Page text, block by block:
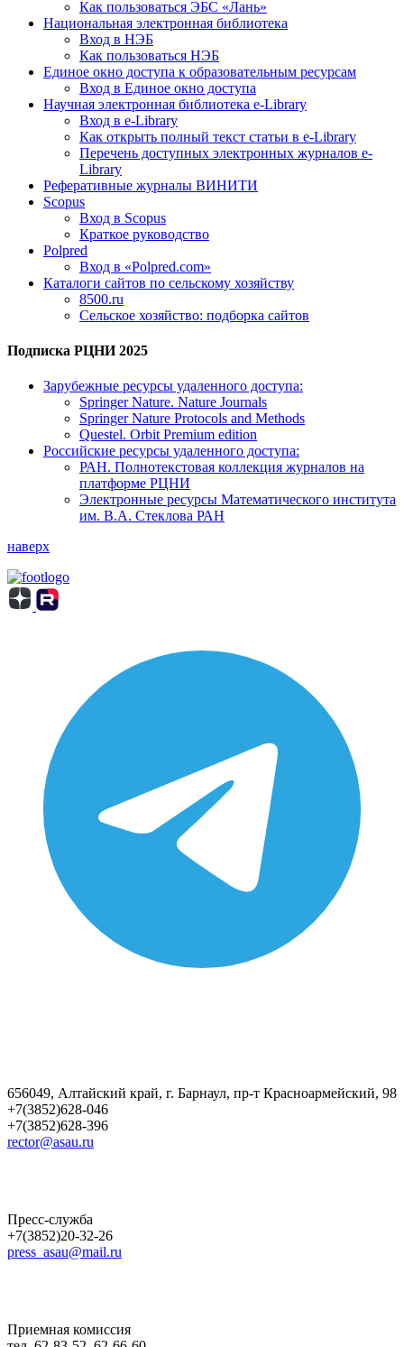
Как пользоваться ЭБС «Лань»
Национальная электронная библиотека
Вход в НЭБ
Как пользоваться НЭБ
Единое окно доступа к образовательным ресурсам
Вход в Единое окно доступа
Научная электронная библиотека e-Library
Вход в e-Library
Как открыть полный текст статьи в e-Library
Перечень доступных электронных журналов e-
Library
Реферативные журналы ВИНИТИ
Scopus
Вход в Scopus
Краткое руководство
Polpred
Вход в «Polpred.com»
Каталоги сайтов по сельскому хозяйству
8500.ru
Сельское хозяйство: подборка сайтов
Подписка РЦНИ 2025
Зарубежные ресурсы удаленного доступа:
Springer Nature. Nature Journals
Springer Nature Protocols and Methods
Questel. Orbit Premium edition
Российские ресурсы удаленного доступа:
РАН. Полнотекстовая коллекция журналов на
платформе РЦНИ
Электронные ресурсы Математического института
им. В.А. Стеклова РАН
наверх
656049, Алтайский край, г. Барнаул, пр-т Красноармейский, 98
+7(3852)628-046
+7(3852)628-396
rector@asau.ru
Пресс-служба
+7(3852)20-32-26
press_asau@mail.ru
Приемная комиссия